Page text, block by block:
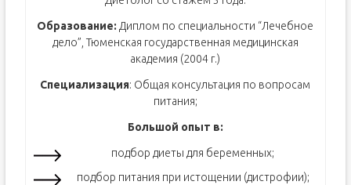
Образование: Диплом по специальности “Лечебное
дело”, Тюменская государственная медицинская
академия (2004 г.)
Специализация: Общая консультация по вопросам
питания;
Большой опыт в:
подбор диеты для беременных;
подбор питания при истощении (дистрофии);